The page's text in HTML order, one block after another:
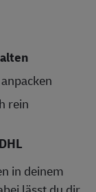
rein
in deinem